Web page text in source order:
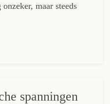
maar steeds
spanningen